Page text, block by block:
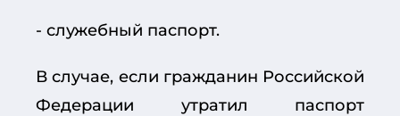
- служебный паспорт.
В случае, если гражданин Российской
Федерации утратил паспорт